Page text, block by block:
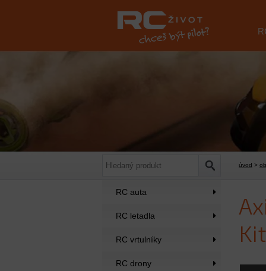
úvod >
RC auta
RC letadla
RC vrtulníky
RC drony
Kit